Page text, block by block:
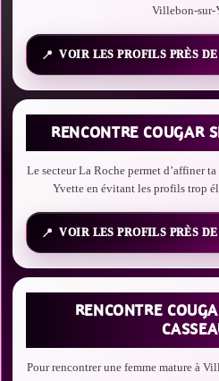
Villebon-sur-
VOIR LES PROFILS PRÈS
RENCONTRE COUGAR
Le secteur La Roche permet d’affiner
Yvette en évitant les profils trop
VOIR LES PROFILS PRÈS
RENCONTRE
Pour rencontrer une femme mature à